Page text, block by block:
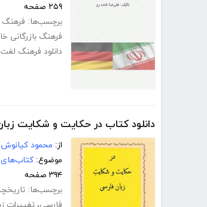
۲۵۹ صفحه
برچسب‌ها: فرهنگ
فرهنگ بازرگانی
دانلود فرهنگ
دانلود کتاب در حکایت و شکایت
از: محمود کیانوش
موضوع: کتاب‌های
۳۹۴ صفحه
برچسب‌ها:
فارسی، تغییرات